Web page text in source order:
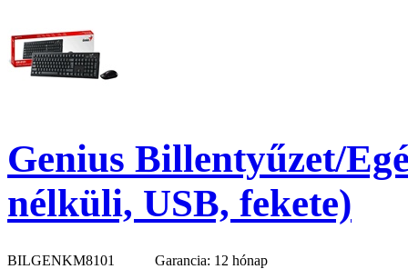
Genius Billentyűzet/
nélküli, USB, fekete)
BILGENKM8101 Garancia: 12 hónap